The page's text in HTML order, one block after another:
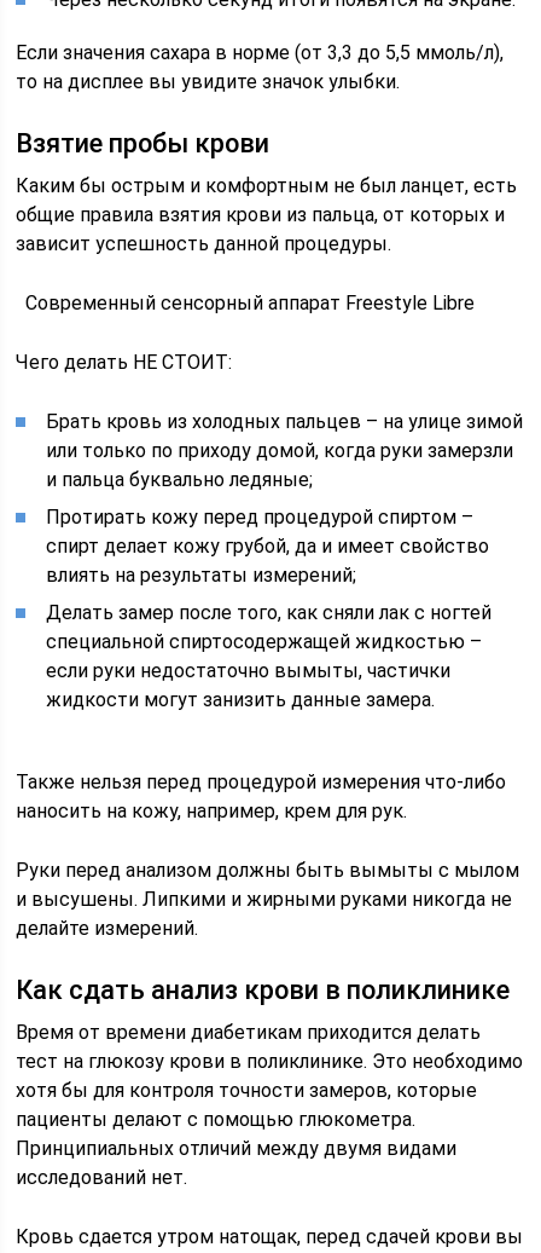
Если значения сахара в норме (от 3,3 до 5,5 ммоль/л),
то на дисплее вы увидите значок улыбки.
Взятие пробы крови
Каким бы острым и комфортным не был ланцет, есть
общие правила взятия крови из пальца, от которых и
зависит успешность данной процедуры.
Современный сенсорный аппарат Freestyle Libre
Чего делать НЕ СТОИТ:
Брать кровь из холодных пальцев – на улице зимой
или только по приходу домой, когда руки замерзли
и пальца буквально ледяные;
Протирать кожу перед процедурой спиртом –
спирт делает кожу грубой, да и имеет свойство
влиять на результаты измерений;
Делать замер после того, как сняли лак с ногтей
специальной спиртосодержащей жидкостью –
если руки недостаточно вымыты, частички
жидкости могут занизить данные замера.
Также нельзя перед процедурой измерения что-либо
наносить на кожу, например, крем для рук.
Руки перед анализом должны быть вымыты с мылом
и высушены. Липкими и жирными руками никогда не
делайте измерений.
Как сдать анализ крови в поликлинике
Время от времени диабетикам приходится делать
тест на глюкозу крови в поликлинике. Это необходимо
хотя бы для контроля точности замеров, которые
пациенты делают с помощью глюкометра.
Принципиальных отличий между двумя видами
исследований нет.
Кровь сдается утром натощак, перед сдачей крови вы